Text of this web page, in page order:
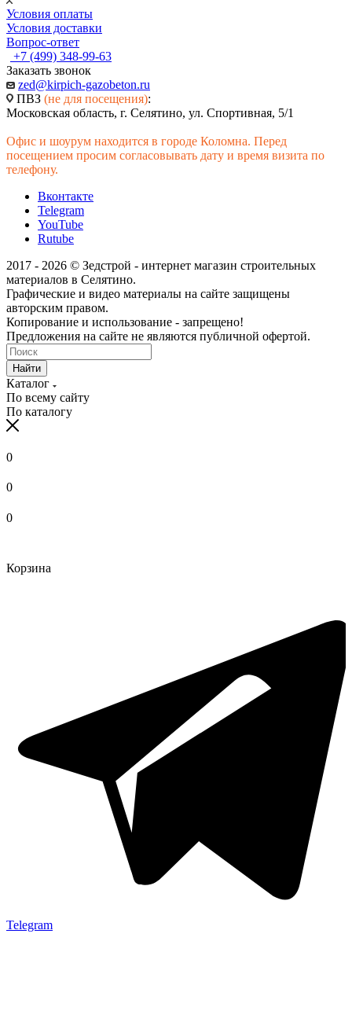
Условия оплаты
Условия доставки
Вопрос-ответ
+7 (499) 348-99-63
Заказать звонок
zed@kirpich-gazobeton.ru
ПВЗ (не для посещения):
Московская область, г. Селятино, ул. Спортивная, 5/1
Офис и шоурум находится в городе Коломна. Перед
посещением просим согласовывать дату и время визита по
телефону.
Вконтакте
Telegram
YouTube
Rutube
2017 - 2026 © Зедстрой - интернет магазин строительных
материалов в Селятино.
Графические и видео материалы на сайте защищены
авторским правом.
Копирование и использование - запрещено!
Предложения на сайте не являются публичной офертой.
Найти
Каталог
По всему сайту
По каталогу
0
0
0
Корзина
Telegram